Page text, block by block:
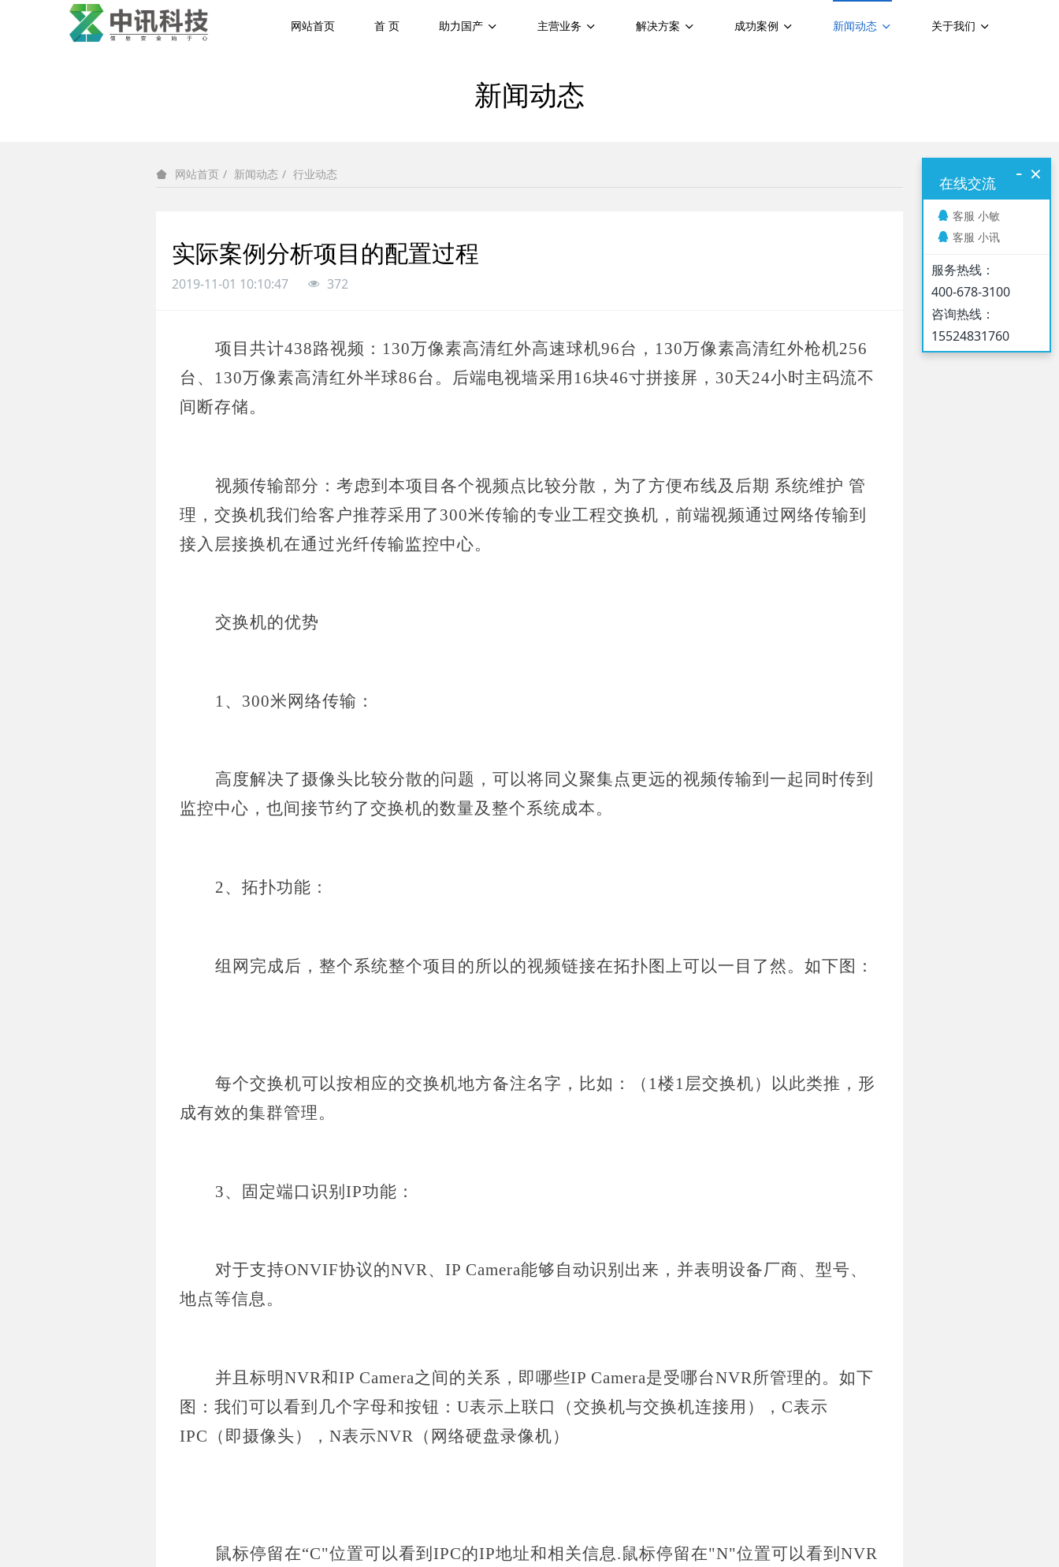
网站首页 首 页 助力国产 主营业务 解决方案 成功案例 新闻动态 关于我们
新闻动态
网站首页 新闻动态 行业动态
实际案例分析项目的配置过程
2019-11-01 10:10:47 372
项目共计438路视频：130万像素高清红外高速球机96台，130万像素高清红外枪机256
台、130万像素高清红外半球86台。后端电视墙采用16块46寸拼接屏，30天24小时主码流不
间断存储。
视频传输部分：考虑到本项目各个视频点比较分散，为了方便布线及后期 系统维护 管
理，交换机我们给客户推荐采用了 300米传输的专业工程交换机，前端视频通过网络传输到
接入层接换机在通过光纤传输监控中心。
交换机的优势
1、300米网络传输：
高度解决了摄像头比较分散的问题，可以将同义聚集点更远的视频传输到一起同时传到
监控中心，也间接节约了交换机的数量及整个系统成本。
2、拓扑功能：
组网完成后，整个系统整个项目的所以的视频链接在拓扑图上可以一目了然。如下图：
每个交换机可以按相应的交换机地方备注名字，比如：（ 1楼1层交换机）以此类推，形
成有效的集群管理。
3、固定端口识别IP功能：
对于支持ONVIF协议的NVR、IP Camera能够自动识别出来，并表明设备厂商、型号、
地点等信息。
并且标明NVR和IP Camera之间的关系，即哪些IP Camera是受哪台NVR所管理的。如下
图：我们可以看到几个字母和按钮：U表示上联口（交换机与交换机连接用），C表示
IPC（即摄像头），N表示NVR（网络硬盘录像机）
鼠标停留在“C"位置可以看到IPC的IP地址和相关信息.鼠标停留在"N"位置可以看到NVR
×
-
在线交流
客服 小敏
客服 小讯
服务热线：
400-678-3100
咨询热线：
15524831760